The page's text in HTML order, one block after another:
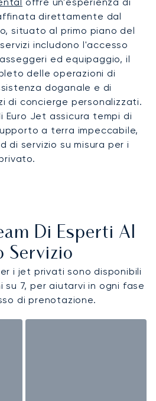
direttamente dal
situato al primo piano del
includono l'accesso
ed equipaggio, il
delle operazioni di
doganale e di
di concierge personalizzati.
Euro Jet assicura tempi di
a terra impeccabile,
di servizio su misura per i
Di Esperti Al
Servizio
i jet privati sono disponibili
su 7, per aiutarvi in ogni fase
di prenotazione.